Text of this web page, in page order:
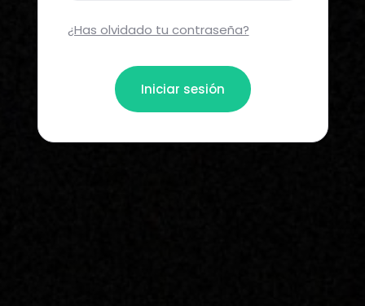
¿Has olvidado tu contraseña?
Iniciar sesión